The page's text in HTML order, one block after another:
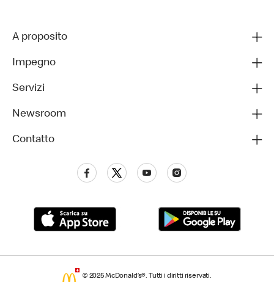
A proposito
Impegno
Servizi
Newsroom
Contatto
© 2025 McDonald’s®. Tutti i diritti riservati.